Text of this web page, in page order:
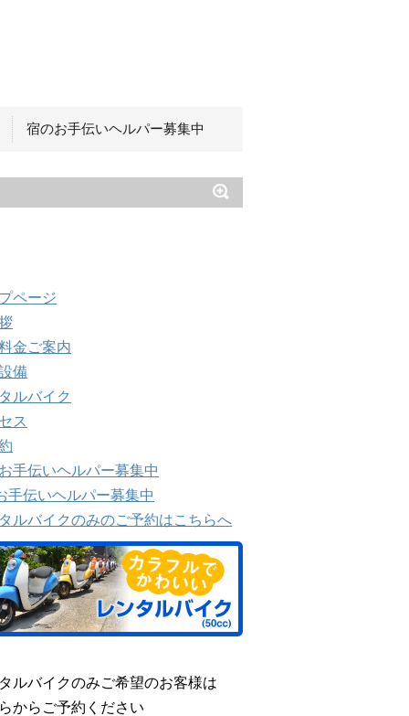
宿のお手伝いヘルパー募集中
ページ
金ご案内
備
ルバイク
ス
手伝いヘルパー募集中
手伝いヘルパー募集中
ルバイクのみのご予約はこちらへ
ルバイクのみご希望のお客様は
からご予約ください